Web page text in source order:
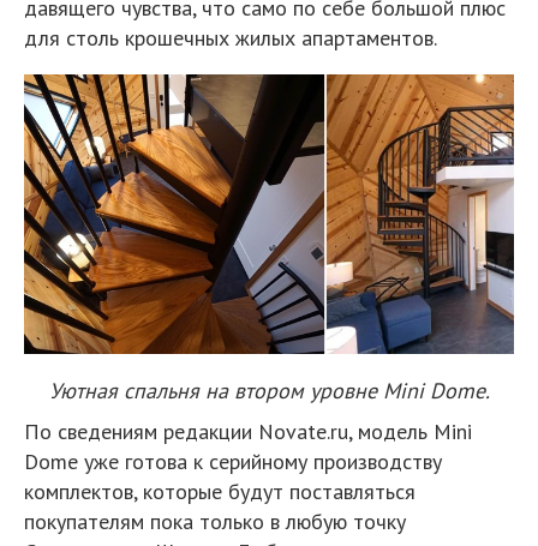
давящего чувства, что само по себе большой плюс
для столь крошечных жилых апартаментов.
Уютная спальня на втором уровне Mini Dome.
По сведениям редакции Novate.ru, модель Mini
Dome уже готова к серийному производству
комплектов, которые будут поставляться
покупателям пока только в любую точку